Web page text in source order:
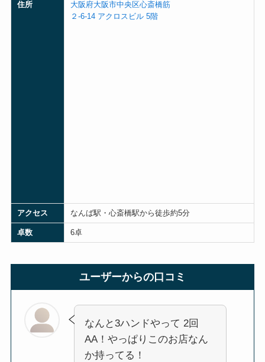
住所
大阪府大阪市中央区心斎橋筋
２-6-14 アクロスビル 5階
アクセス なんば駅・心斎橋駅から徒歩約5分
卓数 6卓
ユーザーからの口コミ
なんと3ハンドやって 2回
AA！やっぱりこのお店なん
か持ってる ！